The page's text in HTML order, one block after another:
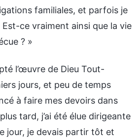
familiales, et parfois je
Est-ce vraiment ainsi que la vie
? »
l’œuvre de Dieu Tout-
jours, et peu de temps
à faire mes devoirs dans
tard, j’ai été élue dirigeante
jour, je devais partir tôt et